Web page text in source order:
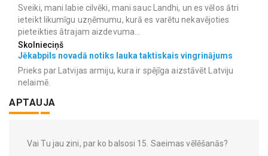
Sveiki, mani labie cilvēki, mani sauc Landhi, un es vēlos ātri
ieteikt likumīgu uzņēmumu, kurā es varētu nekavējoties
pieteikties ātrajam aizdevuma...
Skolnieciņš
Jēkabpils novadā notiks lauka taktiskais vingrinājums
Prieks par Latvijas armiju, kura ir spējīga aizstāvēt Latviju
nelaimē.
APTAUJA
Vai Tu jau zini, par ko balsosi 15. Saeimas vēlēšanās?